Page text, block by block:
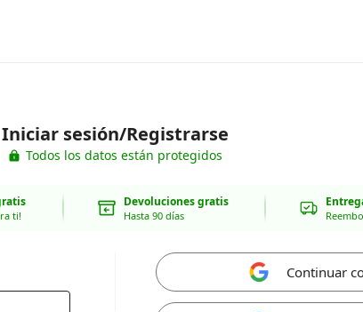
Iniciar sesión/Registrarse
Todos los datos están protegidos
ti!
Devoluciones gratis
Hasta 90 días
Continuar